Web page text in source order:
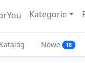
Kategorie
Katalog Nowe 18